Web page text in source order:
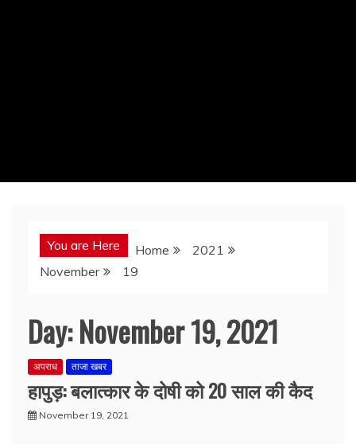
You are Here Home
2021
November
19
Day:November 19, 2021
अपराध ताजा खबर
हापुड़: बलात्कार के दोषी को 20 साल की कैद
November 19, 2021